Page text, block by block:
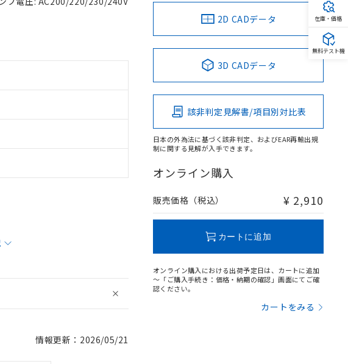
情報更新：2026/05/21
2D CADデータ
3D CADデータ
該非判定見解書/項目別対比表
日本の外為法に基づく該非判定、およびEAR再輸出規
制に関する見解が入手できます。
オンライン購入
販売価格（税込） ¥ 2,910
カートに追加
オンライン購入における出荷予定日は、カートに追加
～「ご購入手続き：価格・納期の確認」画面にてご確
認ください。
カートをみる
在庫・価格
無料テスト機